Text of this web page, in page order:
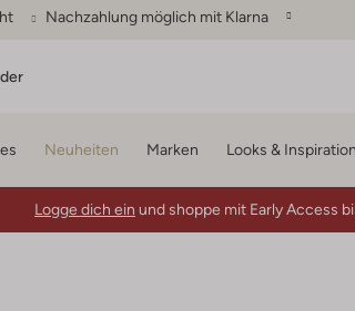
Nachzahlung möglich mit Klarna
Neuheiten Marken Looks & Inspiration
Logge dich ein und shoppe mit Early Access